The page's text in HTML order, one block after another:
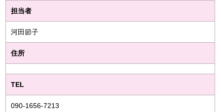
担当者
河田節子
住所
TEL
090-1656-7213